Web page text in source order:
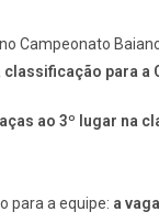
Campeonato
para a
ao 3º lugar na
para a equipe: a